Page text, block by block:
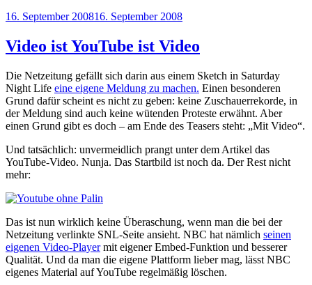
Veröffentlicht
16. September 200816. September 2008
Video ist YouTube ist Video
Die Netzeitung gefällt sich darin aus einem Sketch in Saturday
Night Life eine eigene Meldung zu machen. Einen besonderen
Grund dafür scheint es nicht zu geben: keine Zuschauerrekorde, in
der Meldung sind auch keine wütenden Proteste erwähnt. Aber
einen Grund gibt es doch – am Ende des Teasers steht: „Mit Video“.
Und tatsächlich: unvermeidlich prangt unter dem Artikel das
YouTube-Video. Nunja. Das Startbild ist noch da. Der Rest nicht
mehr:
Das ist nun wirklich keine Überaschung, wenn man die bei der
Netzeitung verlinkte SNL-Seite ansieht. NBC hat nämlich seinen
eigenen Video-Playermit eigener Embed-Funktion und besserer
Qualität. Und da man die eigene Plattform lieber mag, lässt NBC
eigenes Material auf YouTube regelmäßig löschen.